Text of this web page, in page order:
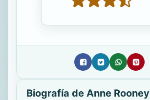
Biografía de Anne Rooney